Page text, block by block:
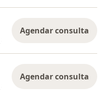
Agendar consulta
Agendar consulta